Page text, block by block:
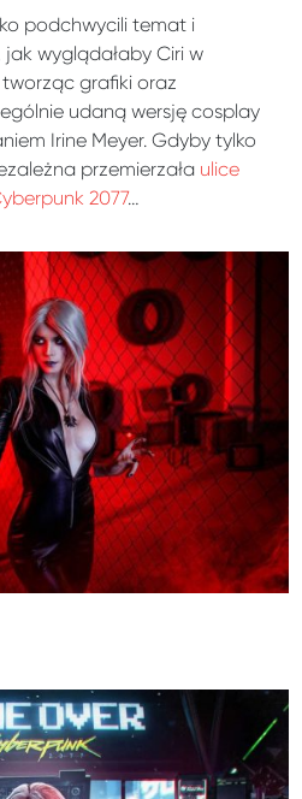
podchwycili temat i
wyglądałaby Ciri w
grafiki oraz
udaną wersję cosplay
Irine Meyer. Gdyby tylko
przemierzała ulice
2077…